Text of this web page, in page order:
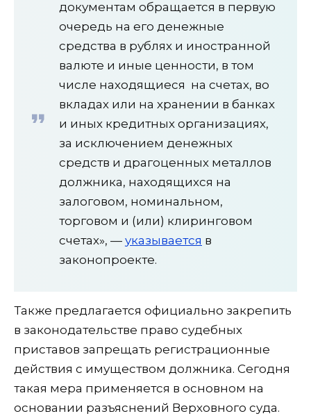
документам обращается в первую
очередь на его денежные
средства в рублях и иностранной
валюте и иные ценности, в том
числе находящиеся на счетах, во
вкладах или на хранении в банках
и иных кредитных организациях,
за исключением денежных
средств и драгоценных металлов
должника, находящихся на
залоговом, номинальном,
торговом и (или) клиринговом
счетах», — указывается в
законопроекте.
Также предлагается официально закрепить
в законодательстве право судебных
приставов запрещать регистрационные
действия с имуществом должника. Сегодня
такая мера применяется в основном на
основании разъяснений Верховного суда.